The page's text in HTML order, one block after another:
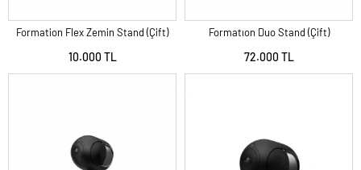
Formation Flex Zemin Stand (Çift)
10.000 TL
Formatıon Duo Stand (Çift)
72.000 TL